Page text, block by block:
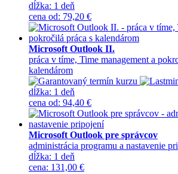
dĺžka: 1 deň
cena od: 79,20 €
Microsoft Outlook II.
práca v tíme, Time management a
kalendárom
dĺžka: 1 deň
cena od: 94,40 €
Microsoft Outlook pre správcov
administrácia programu a nastavenie
dĺžka: 1 deň
cena: 131,00 €